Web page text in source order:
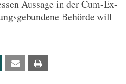
Aussage in der Cum-Ex-
Behörde will
Xing Email